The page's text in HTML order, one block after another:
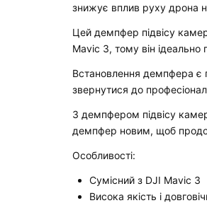
знижує вплив руху дрона
Цей демпфер підвісу
Mavic 3, тому він ідеально
Встановлення демпфера є
звернутися до
З демпфером підвісу
демпфер новим, щоб
Особливості:
Сумісний з DJI Mavic 3
Висока якість і